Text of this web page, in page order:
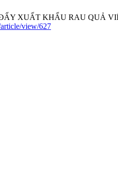
XUẤT KHẨU RAU QUẢ
view/627